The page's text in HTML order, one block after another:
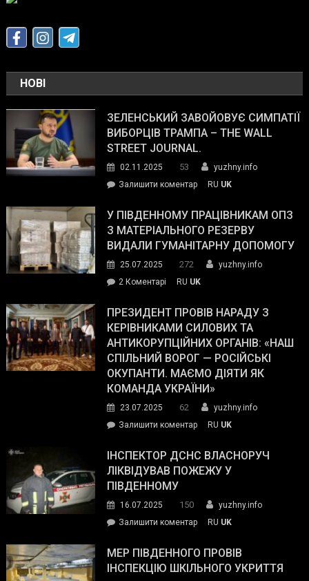
НОВІ
ЗЕЛЕНСЬКИЙ ЗАВОЙОВУЄ СИМПАТІЇ
ВИБОРЦІВ ТРАМПА – THE WALL
STREET JOURNAL.
02.11.2025 53
yuzhny.info
Залишити коментарon
завойовує
симпатії
виборців
The
Street
Journal.
RU UK
У ПІВДЕННОМУ ПРАЦІВНИКАМ ОПЗ
З МАТЕРІАЛЬНОГО РЕЗЕРВУ
ВИДАЛИ ГУМАНІТАРНУ ДОПОМОГУ
25.07.2025 272
yuzhny.info
2 Коментарі
Південному
працівникам
ОПЗ
з
матеріального
резерву
гуманітарну
допомогу
RU UK
ПРЕЗИДЕНТ ПРОВІВ НАРАДУ З
КЕРІВНИКАМИ СИЛОВИХ ТА
АНТИКОРУПЦІЙНИХ ОРГАНІВ: «НАШ
СПІЛЬНИЙ ВОРОГ — РОСІЙСЬКІ
ОКУПАНТИ. МАЄМО ДІЯТИ ЯК
КОМАНДА УКРАЇНИ»
23.07.2025 62
yuzhny.info
Залишити коментарon
провів
нараду
силових
та
органів:
«Наш
RU UK
ІНСПЕКТОР ДСНС ВЛАСНОРУЧ
ЛІКВІДУВАВ ПОЖЕЖУ У
ПІВДЕННОМУ
16.07.2025 150
yuzhny.info
Залишити коментарon
ДСНС
власноруч
RU UK
МЕР ПІВДЕННОГО ПРОВІВ
ІНСПЕКЦІЮ ШКІЛЬНОГО УКРИТТЯ